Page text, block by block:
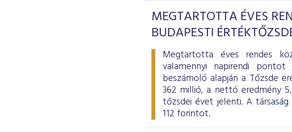
MEGTARTOTTA ÉVES
BUDAPESTI
Megtartotta éves rendes
valamennyi napirendi
beszámoló alapján a Tőzsde
362 millió, a nettó eredmény
tőzsdei évet jelenti. A
112 forintot.